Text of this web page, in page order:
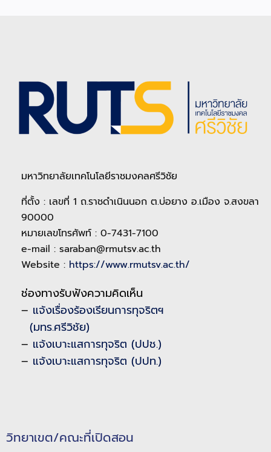
มหาวิทยาลัยเทคโนโลยีราชมงคลศรีวิชัย
ที่ตั้ง : เลขที่ 1 ถ.ราชดำเนินนอก ต.บ่อยาง อ.เมือง จ.สงขลา
90000
หมายเลขโทรศัพท์ : 0-7431-7100
e-mail : saraban@rmutsv.ac.th
Website : https://www.rmutsv.ac.th/
ช่องทางรับฟังความคิดเห็น
– แจ้งเรื่องร้องเรียนการทุจริตฯ
(มทร.ศรีวิชัย)
– แจ้งเบาะแสการทุจริต (ปปช.)
– แจ้งเบาะแสการทุจริต (ปปท.)
วิทยาเขต/คณะที่เปิดสอน